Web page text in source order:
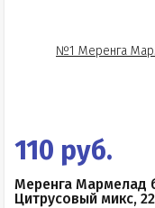
110 руб.
Меренга Мармелад
Цитрусовый микс,